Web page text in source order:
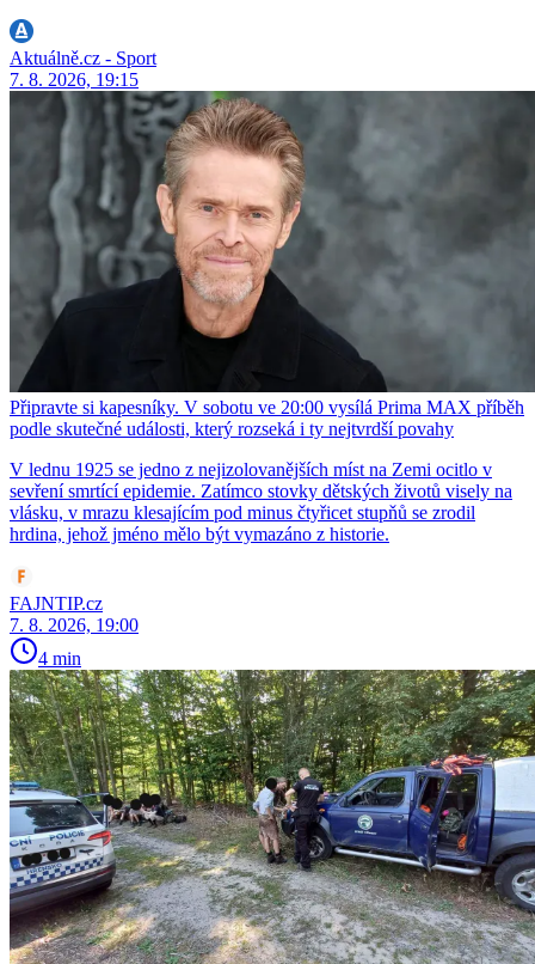
Aktuálně.cz - Sport
7. 8. 2026, 19:15
Připravte si kapesníky. V sobotu ve 20:00 vysílá Prima MAX příběh
podle skutečné události, který rozseká i ty nejtvrdší povahy
V lednu 1925 se jedno z nejizolovanějších míst na Zemi ocitlo v
sevření smrtící epidemie. Zatímco stovky dětských životů visely na
vlásku, v mrazu klesajícím pod minus čtyřicet stupňů se zrodil
hrdina, jehož jméno mělo být vymazáno z historie.
FAJNTIP.cz
7. 8. 2026, 19:00
4 min